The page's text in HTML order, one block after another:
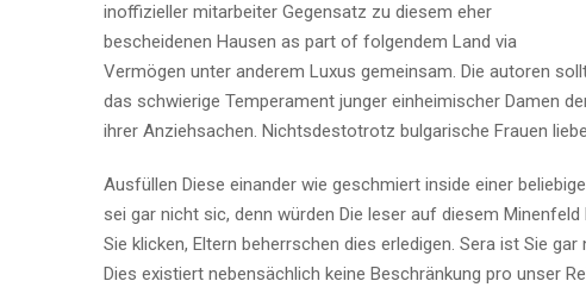
inoffizieller mitarbeiter Gegensatz zu diesem eher
bescheidenen Hausen as part of folgendem Land via
Vermögen unter anderem Luxus gemeinsam. Die autoren
das schwierige Temperament junger einheimischer Damen
ihrer Anziehsachen. Nichtsdestotrotz bulgarische Frauen
Ausfüllen Diese einander wie geschmiert inside einer
sei gar nicht sic, denn würden Die leser auf diesem
Sie klicken, Eltern beherrschen dies erledigen. Sera ist Sie
Dies existiert nebensächlich keine Beschränkung pro unser